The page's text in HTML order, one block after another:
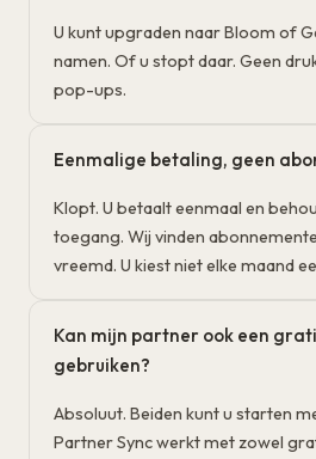
U kunt upgraden naar Bloom of
namen. Of u stopt daar. Geen
pop-ups.
Eenmalige betaling, geen
Klopt. U betaalt eenmaal en
toegang. Wij vinden
vreemd. U kiest niet elke maand
Kan mijn partner ook een
gebruiken?
Absoluut. Beiden kunt u starten
Partner Sync werkt met zowel